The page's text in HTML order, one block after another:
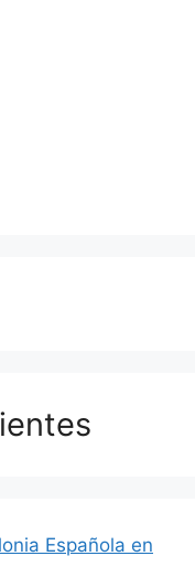
Española en